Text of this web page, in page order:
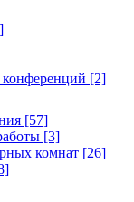
[2]
[57]
[3]
комнат [26]